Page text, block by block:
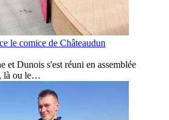
le comice de Châteaudun
et Dunois s'est réuni en assemblée
là ou le…